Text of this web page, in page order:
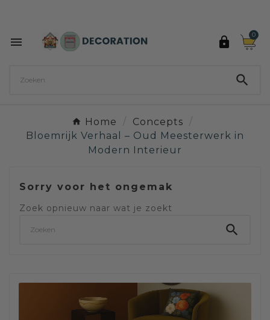
 
0

Home
Concepts
Bloemrijk Verhaal – Oud Meesterwerk in
Modern Interieur
Sorry voor het ongemak
Zoek opnieuw naar wat je zoekt
